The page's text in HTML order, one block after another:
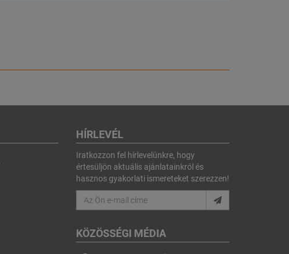
HÍRLEVÉL
Iratkozzon fel hírlevelünkre, hogy
értesüljön aktuális ajánlatainkról és
hasznos gyakorlati ismereteket szerezzen!
KÖZÖSSÉGI MÉDIA